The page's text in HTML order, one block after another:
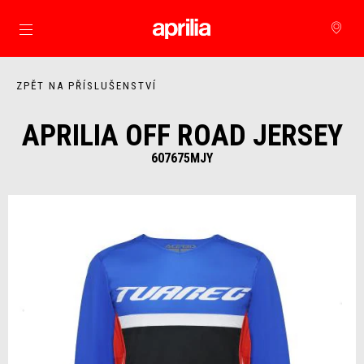
Přejít na hlavní obsah
ZPĚT NA PŘÍSLUŠENSTVÍ
APRILIA OFF ROAD JERSEY
607675MJY